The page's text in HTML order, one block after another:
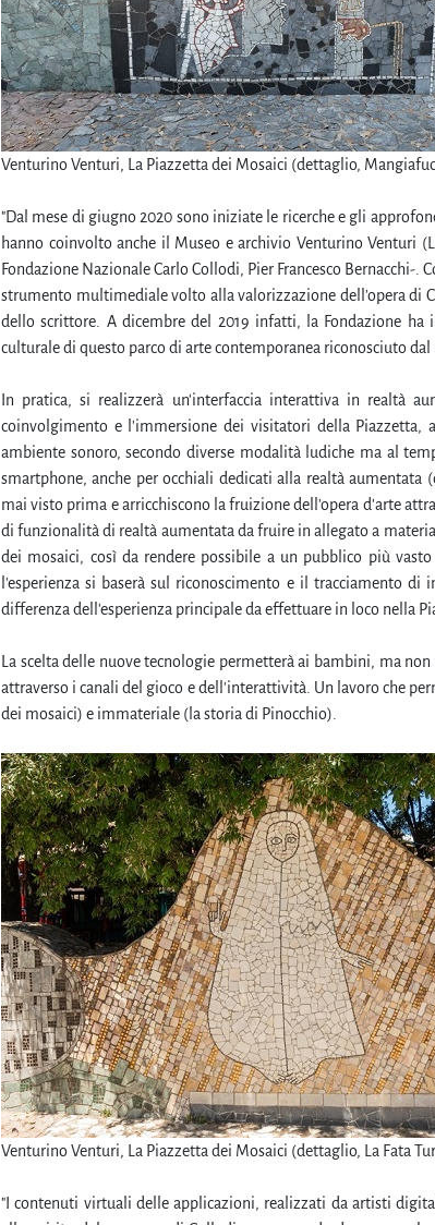
Venturino Venturi, La Piazzetta dei Mosaici (dettaglio,
"Dal mese di giugno 2020 sono iniziate le ricerche e gli
hanno coinvolto anche il Museo e archivio Venturino Venturi
Fondazione Nazionale Carlo Collodi, Pier Francesco Bernacchi-
strumento multimediale volto alla valorizzazione dell'opera di
dello scrittore. A dicembre del 2019 infatti, la Fondazione
culturale di questo parco di arte contemporanea riconosciuto
In pratica, si realizzerà un'interfaccia interattiva in realtà
coinvolgimento e l'immersione dei visitatori della
ambiente sonoro, secondo diverse modalità ludiche ma al
smartphone, anche per occhiali dedicati alla realtà
mai visto prima e arricchiscono la fruizione dell'opera d'arte
di funzionalità di realtà aumentata da fruire in allegato a
dei mosaici, così da rendere possibile a un pubblico più
l'esperienza si baserà sul riconoscimento e il tracciamento
differenza dell'esperienza principale da effettuare in loco nella
La scelta delle nuove tecnologie permetterà ai bambini, ma
attraverso i canali del gioco e dell'interattività. Un lavoro che
dei mosaici) e immateriale (la storia di Pinocchio).
Venturino Venturi, La Piazzetta dei Mosaici (dettaglio, La Fata
"I contenuti virtuali delle applicazioni, realizzati da artisti